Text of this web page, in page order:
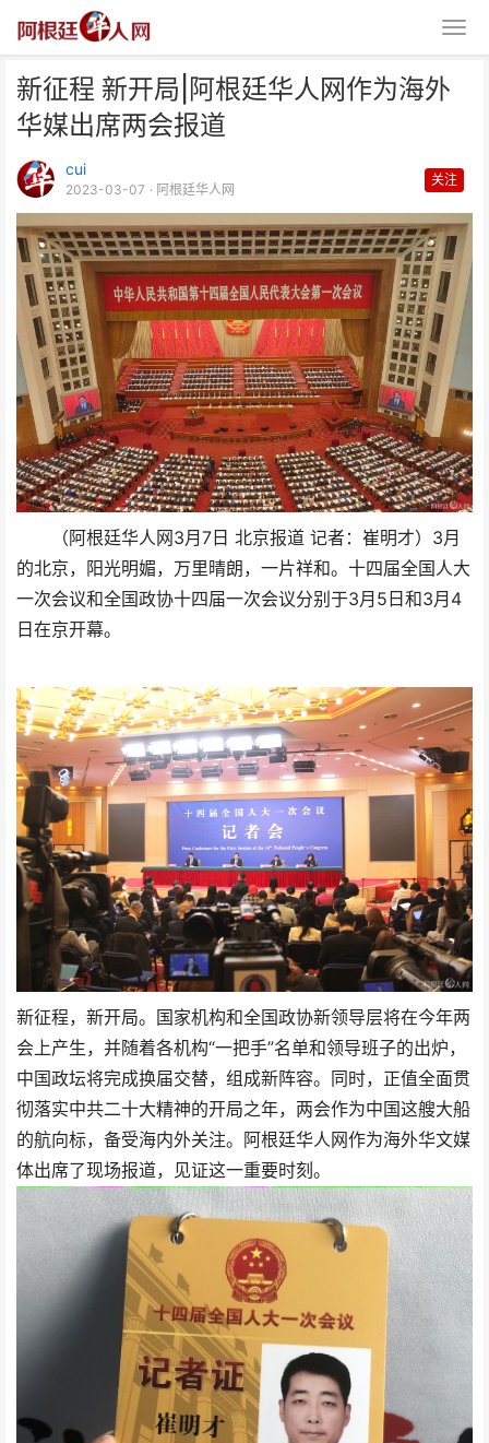
新征程 新开局|阿根廷华人网作为海外
华媒出席两会报道
cui
2023-03-07 · 阿根廷华人网
关注
（阿根廷华人网3月7日 北京报道 记者：崔明才）3月
的北京，阳光明媚，万里晴朗，一片祥和。十四届全国人大
一次会议和全国政协十四届一次会议分别于3月5日和3月4
日在京开幕。
新征程，新开局。国家机构和全国政协新领导层将在今年两
会上产生，并随着各机构“一把手”名单和领导班子的出炉，
中国政坛将完成换届交替，组成新阵容。同时，正值全面贯
彻落实中共二十大精神的开局之年，两会作为中国这艘大船
的航向标，备受海内外关注。阿根廷华人网作为海外华文媒
体出席了现场报道，见证这一重要时刻。
新征程 新开局|阿根廷华人网作为
海外华媒出席两会报道